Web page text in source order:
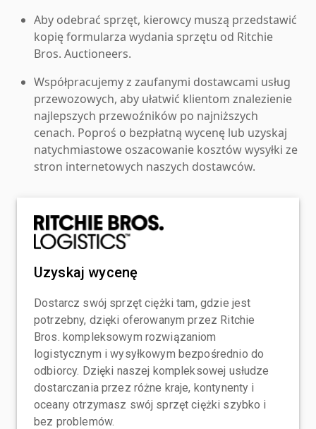
Aby odebrać sprzęt, kierowcy muszą przedstawić
kopię formularza wydania sprzętu od Ritchie
Bros. Auctioneers.
Współpracujemy z zaufanymi dostawcami usług
przewozowych, aby ułatwić klientom znalezienie
najlepszych przewoźników po najniższych
cenach. Poproś o bezpłatną wycenę lub uzyskaj
natychmiastowe oszacowanie kosztów wysyłki ze
stron internetowych naszych dostawców.
Uzyskaj wycenę
Dostarcz swój sprzęt ciężki tam, gdzie jest
potrzebny, dzięki oferowanym przez Ritchie
Bros. kompleksowym rozwiązaniom
logistycznym i wysyłkowym bezpośrednio do
odbiorcy. Dzięki naszej kompleksowej usłudze
dostarczania przez różne kraje, kontynenty i
oceany otrzymasz swój sprzęt ciężki szybko i
bez problemów.